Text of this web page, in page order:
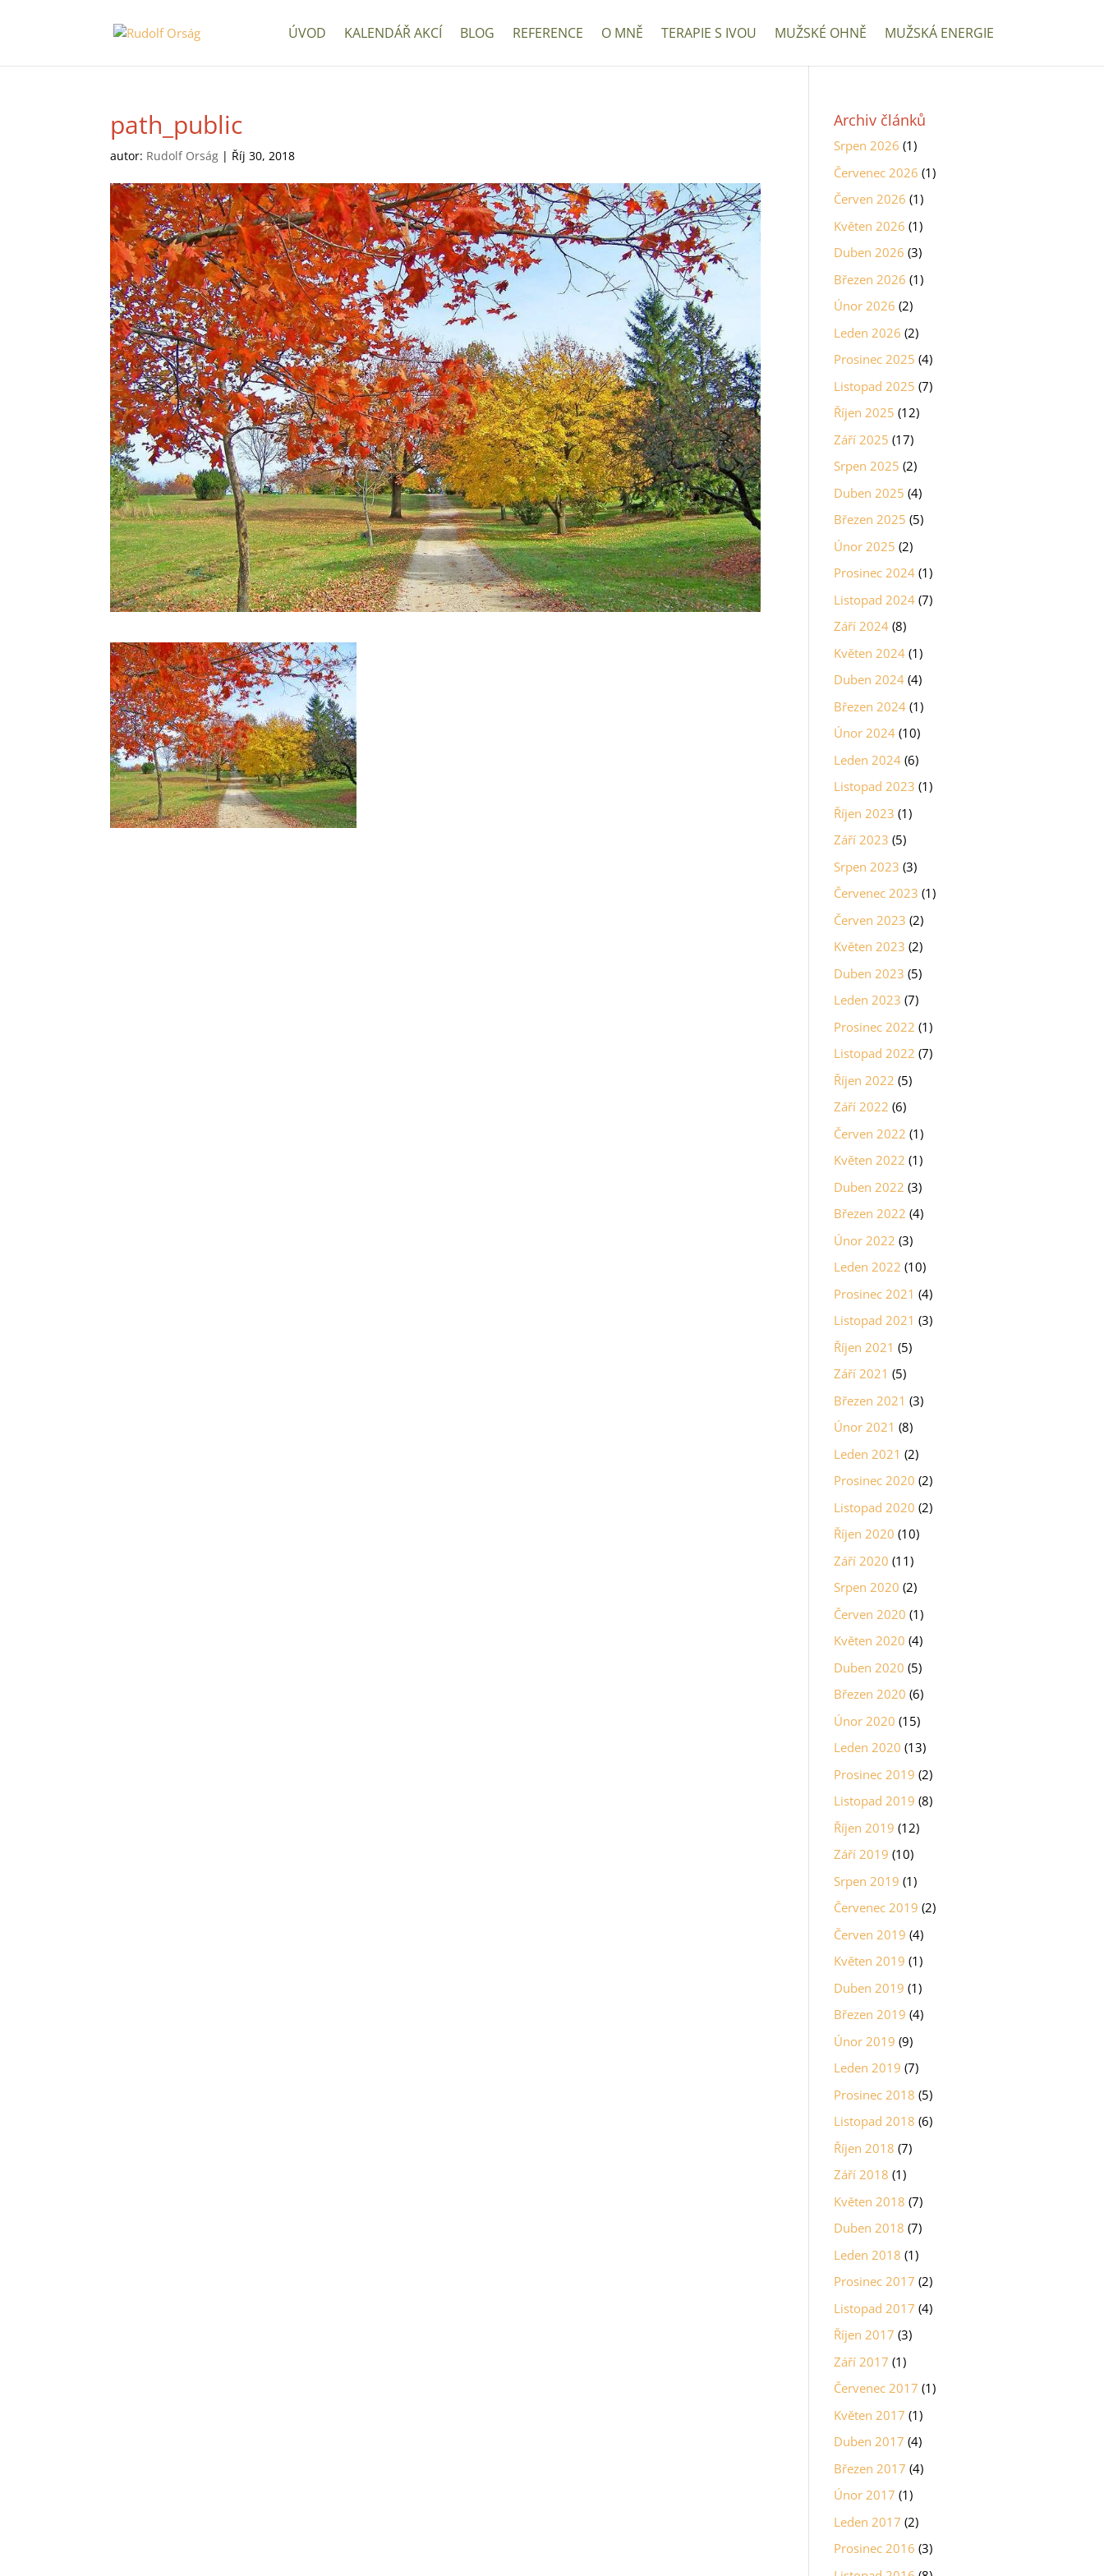
ÚVOD KALENDÁŘ AKCÍ BLOG REFERENCE O MNĚ TERAPIE S IVOU MUŽSKÉ OHNĚ MUŽSKÁ ENERGIE
path_public
autor: Rudolf Orság | Říj 30, 2018
Archiv článků
Srpen 2026 (1)
Červenec 2026 (1)
Červen 2026 (1)
Květen 2026 (1)
Duben 2026 (3)
Březen 2026 (1)
Únor 2026 (2)
Leden 2026 (2)
Prosinec 2025 (4)
Listopad 2025 (7)
Říjen 2025 (12)
Září 2025 (17)
Srpen 2025 (2)
Duben 2025 (4)
Březen 2025 (5)
Únor 2025 (2)
Prosinec 2024 (1)
Listopad 2024 (7)
Září 2024 (8)
Květen 2024 (1)
Duben 2024 (4)
Březen 2024 (1)
Únor 2024 (10)
Leden 2024 (6)
Listopad 2023 (1)
Říjen 2023 (1)
Září 2023 (5)
Srpen 2023 (3)
Červenec 2023 (1)
Červen 2023 (2)
Květen 2023 (2)
Duben 2023 (5)
Leden 2023 (7)
Prosinec 2022 (1)
Listopad 2022 (7)
Říjen 2022 (5)
Září 2022 (6)
Červen 2022 (1)
Květen 2022 (1)
Duben 2022 (3)
Březen 2022 (4)
Únor 2022 (3)
Leden 2022 (10)
Prosinec 2021 (4)
Listopad 2021 (3)
Říjen 2021 (5)
Září 2021 (5)
Březen 2021 (3)
Únor 2021 (8)
Leden 2021 (2)
Prosinec 2020 (2)
Listopad 2020 (2)
Říjen 2020 (10)
Září 2020 (11)
Srpen 2020 (2)
Červen 2020 (1)
Květen 2020 (4)
Duben 2020 (5)
Březen 2020 (6)
Únor 2020 (15)
Leden 2020 (13)
Prosinec 2019 (2)
Listopad 2019 (8)
Říjen 2019 (12)
Září 2019 (10)
Srpen 2019 (1)
Červenec 2019 (2)
Červen 2019 (4)
Květen 2019 (1)
Duben 2019 (1)
Březen 2019 (4)
Únor 2019 (9)
Leden 2019 (7)
Prosinec 2018 (5)
Listopad 2018 (6)
Říjen 2018 (7)
Září 2018 (1)
Květen 2018 (7)
Duben 2018 (7)
Leden 2018 (1)
Prosinec 2017 (2)
Listopad 2017 (4)
Říjen 2017 (3)
Září 2017 (1)
Červenec 2017 (1)
Květen 2017 (1)
Duben 2017 (4)
Březen 2017 (4)
Únor 2017 (1)
Leden 2017 (2)
Prosinec 2016 (3)